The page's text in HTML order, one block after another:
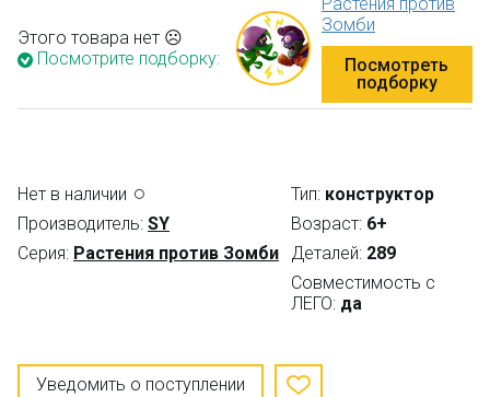
Этого товара нет ☹
Посмотрите подборку:
Зомби
Посмотреть
подборку
Нет в наличии
Производитель: SY
Серия: Растения против Зомби
Тип: конструктор
Возраст: 6+
Деталей: 289
Совместимость с
ЛЕГО: да
Уведомить о поступлении